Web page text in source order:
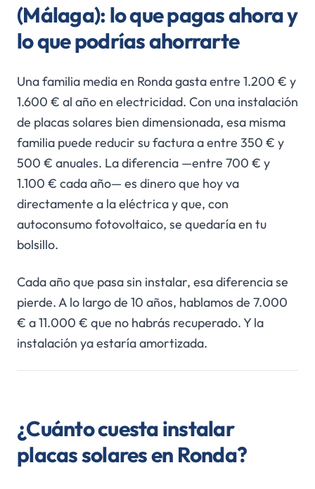
(Málaga): lo que pagas ahora y
lo que podrías ahorrarte
Una familia media en Ronda gasta entre 1.200 € y
1.600 € al año en electricidad. Con una instalación
de placas solares bien dimensionada, esa misma
familia puede reducir su factura a entre 350 € y
500 € anuales. La diferencia —entre 700 € y
1.100 € cada año— es dinero que hoy va
directamente a la eléctrica y que, con
autoconsumo fotovoltaico, se quedaría en tu
bolsillo.
Cada año que pasa sin instalar, esa diferencia se
pierde. A lo largo de 10 años, hablamos de 7.000
€ a 11.000 € que no habrás recuperado. Y la
instalación ya estaría amortizada.
¿Cuánto cuesta instalar
placas solares en Ronda?